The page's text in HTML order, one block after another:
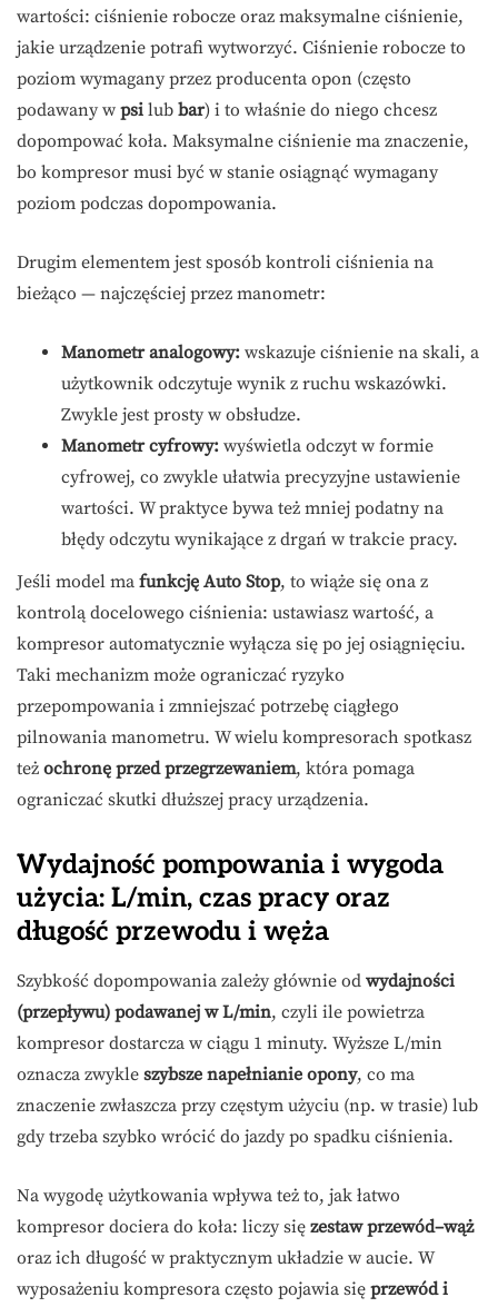
wartości: ciśnienie robocze oraz maksymalne ciśnienie,
jakie urządzenie potrafi wytworzyć. Ciśnienie robocze to
poziom wymagany przez producenta opon (często
podawany w psi lub bar) i to właśnie do niego chcesz
dopompować koła. Maksymalne ciśnienie ma znaczenie,
bo kompresor musi być w stanie osiągnąć wymagany
poziom podczas dopompowania.
Drugim elementem jest sposób kontroli ciśnienia na
bieżąco — najczęściej przez manometr:
Manometr analogowy: wskazuje ciśnienie na skali, a
użytkownik odczytuje wynik z ruchu wskazówki.
Zwykle jest prosty w obsłudze.
Manometr cyfrowy: wyświetla odczyt w formie
cyfrowej, co zwykle ułatwia precyzyjne ustawienie
wartości. W praktyce bywa też mniej podatny na
błędy odczytu wynikające z drgań w trakcie pracy.
Jeśli model ma funkcję Auto Stop, to wiąże się ona z
kontrolą docelowego ciśnienia: ustawiasz wartość, a
kompresor automatycznie wyłącza się po jej osiągnięciu.
Taki mechanizm może ograniczać ryzyko
przepompowania i zmniejszać potrzebę ciągłego
pilnowania manometru. W wielu kompresorach spotkasz
też ochronę przed przegrzewaniem, która pomaga
ograniczać skutki dłuższej pracy urządzenia.
Wydajność pompowania i wygoda
użycia: L/min, czas pracy oraz
długość przewodu i węża
Szybkość dopompowania zależy głównie od wydajności
(przepływu) podawanej w L/min, czyli ile powietrza
kompresor dostarcza w ciągu 1 minuty. Wyższe L/min
oznacza zwykle szybsze napełnianie opony, co ma
znaczenie zwłaszcza przy częstym użyciu (np. w trasie) lub
gdy trzeba szybko wrócić do jazdy po spadku ciśnienia.
Na wygodę użytkowania wpływa też to, jak łatwo
kompresor dociera do koła: liczy się zestaw przewód–wąż
oraz ich długość w praktycznym układzie w aucie. W
wyposażeniu kompresora często pojawia się przewód i